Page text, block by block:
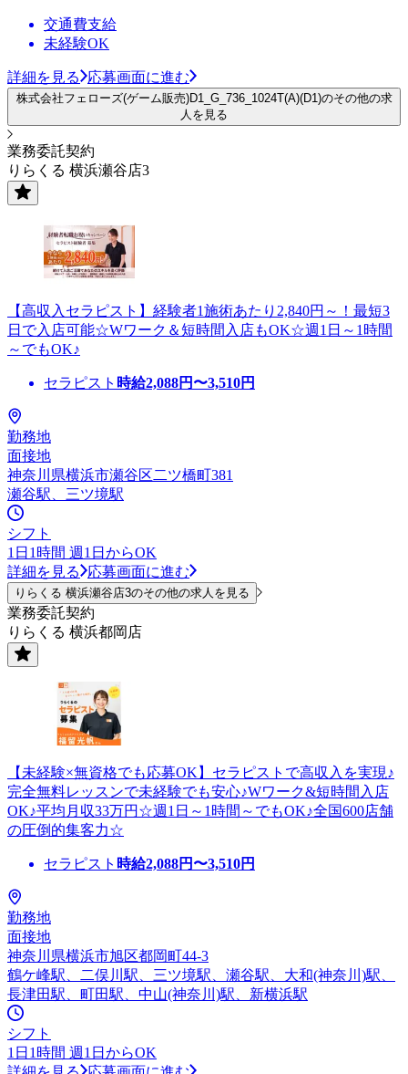
交通費支給
未経験OK
詳細を見る 応募画面に進む
株式会社フェローズ(ゲーム販売)D1_G_736_1024T(A)(D1)のその他の求
人を見る
業務委託契約
りらくる 横浜瀬谷店3
【高収入セラピスト】経験者1施術あたり2,840円～！最短3
日で入店可能☆Wワーク＆短時間入店もOK☆週1日～1時間
～でもOK♪
セラピスト 時給2,088円〜3,510円
勤務地
面接地
神奈川県横浜市瀬谷区二ツ橋町381
瀬谷駅、三ツ境駅
シフト
1日1時間 週1日からOK
詳細を見る
応募画面に進む
りらくる 横浜瀬谷店3のその他の求人を見る
業務委託契約
りらくる 横浜都岡店
【未経験×無資格でも応募OK】セラピストで高収入を実現♪
完全無料レッスンで未経験でも安心♪Wワーク&短時間入店
OK♪平均月収33万円☆週1日～1時間～でもOK♪全国600店舗
の圧倒的集客力☆
セラピスト 時給2,088円〜3,510円
勤務地
面接地
神奈川県横浜市旭区都岡町44-3
鶴ケ峰駅、二俣川駅、三ツ境駅、瀬谷駅、大和(神奈川)駅、
長津田駅、町田駅、中山(神奈川)駅、新横浜駅
シフト
1日1時間 週1日からOK